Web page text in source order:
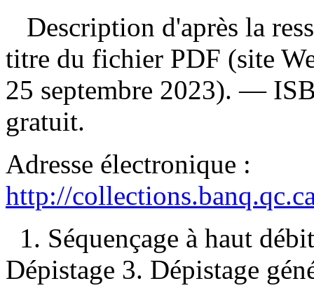
Description d'après la
titre du fichier PDF (site
25 septembre 2023). —
gratuit.
Adresse électronique :
http://
1. Séquençage à haut
Dépistage 3. Dépistage